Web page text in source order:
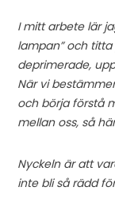
I mitt arbete lär
lampan” och
deprimerade,
När vi
och börja förstå
mellan oss, så
Nyckeln är att
inte bli så rädd